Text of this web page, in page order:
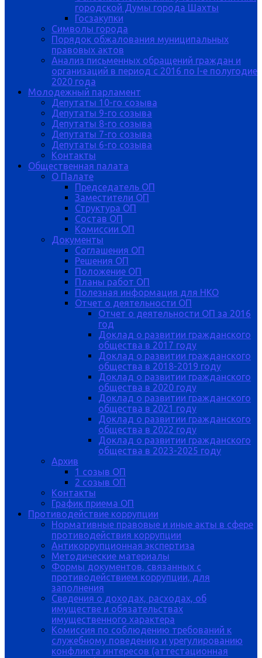
городской Думы города Шахты
Госзакупки
Символы города
Порядок обжалования муниципальных
правовых актов
Анализ письменных обращений граждан и
организаций в период с 2016 по I-е полугодие
2020 года
Молодежный парламент
Депутаты 10-го созыва
Депутаты 9-го созыва
Депутаты 8-го созыва
Депутаты 7-го созыва
Депутаты 6-го созыва
Контакты
Общественная палата
О Палате
Председатель ОП
Заместители ОП
Структура ОП
Состав ОП
Комиссии ОП
Документы
Соглашения ОП
Решения ОП
Положение ОП
Планы работ ОП
Полезная информация для НКО
Отчет о деятельности ОП
Отчет о деятельности ОП за 2016
год
Доклад о развитии гражданского
общества в 2017 году
Доклад о развитии гражданского
общества в 2018-2019 году
Доклад о развитии гражданского
общества в 2020 году
Доклад о развитии гражданского
общества в 2021 году
Доклад о развитии гражданского
общества в 2022 году
Доклад о развитии гражданского
общества в 2023-2025 году
Архив
1 созыв ОП
2 созыв ОП
Контакты
График приема ОП
Противодействие коррупции
Нормативные правовые и иные акты в сфере
противодействия коррупции
Антикоррупционная экспертиза
Методические материалы
Формы документов, связанных с
противодействием коррупции, для
заполнения
Сведения о доходах, расходах, об
имуществе и обязательствах
имущественного характера
Комиссия по соблюдению требований к
служебному поведению и урегулированию
конфликта интересов (аттестационная